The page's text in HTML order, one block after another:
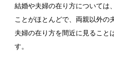
結婚や夫婦の在り方については
ことがほとんどで、両親以外の
夫婦の在り方を間近に見ること
す。